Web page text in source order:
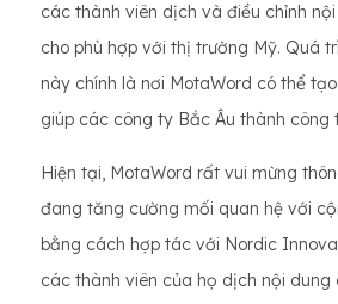
các thành viên dịch và điều chỉnh
cho phù hợp với thị trường Mỹ. Quá
này chính là nơi MotaWord có thể
giúp các công ty Bắc Âu thành công
Hiện tại, MotaWord rất vui mừng
đang tăng cường mối quan hệ với
bằng cách hợp tác với Nordic
các thành viên của họ dịch nội dung